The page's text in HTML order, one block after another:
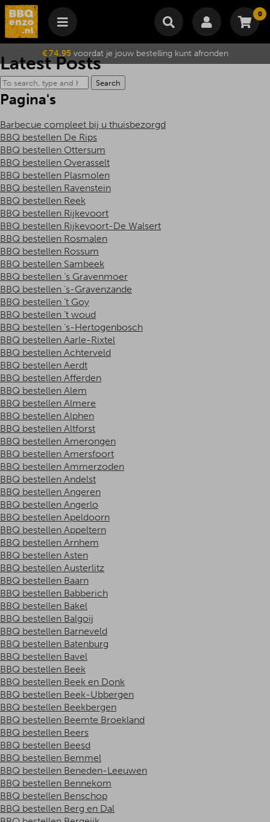
0
Winkelmand
Je winkelwagen is momenteel leeg.
Subtotaal €
Wijzig winkelmand
€ 74,95voordat je jouw bestelling kunt afronden
Latest Posts
Search
Pagina's
Barbecue compleet bij u thuisbezorgd
BBQ bestellen De Rips
BBQ bestellen Ottersum
BBQ bestellen Overasselt
BBQ bestellen Plasmolen
BBQ bestellen Ravenstein
BBQ bestellen Reek
BBQ bestellen Rijkevoort
BBQ bestellen Rijkevoort-De Walsert
BBQ bestellen Rosmalen
BBQ bestellen Rossum
BBQ bestellen Sambeek
BBQ bestellen ’s Gravenmoer
BBQ bestellen ‘s-Gravenzande
BBQ bestellen ’t Goy
BBQ bestellen ’t woud
BBQ bestellen ‘s-Hertogenbosch
BBQ bestellen Aarle-Rixtel
BBQ bestellen Achterveld
BBQ bestellen Aerdt
BBQ bestellen Afferden
BBQ bestellen Alem
BBQ bestellen Almere
BBQ bestellen Alphen
BBQ bestellen Altforst
BBQ bestellen Amerongen
BBQ bestellen Amersfoort
BBQ bestellen Ammerzoden
BBQ bestellen Andelst
BBQ bestellen Angeren
BBQ bestellen Angerlo
BBQ bestellen Apeldoorn
BBQ bestellen Appeltern
BBQ bestellen Arnhem
BBQ bestellen Asten
BBQ bestellen Austerlitz
BBQ bestellen Baarn
BBQ bestellen Babberich
BBQ bestellen Bakel
BBQ bestellen Balgoij
BBQ bestellen Barneveld
BBQ bestellen Batenburg
BBQ bestellen Bavel
BBQ bestellen Beek
BBQ bestellen Beek en Donk
BBQ bestellen Beek-Ubbergen
BBQ bestellen Beekbergen
BBQ bestellen Beemte Broekland
BBQ bestellen Beers
BBQ bestellen Beesd
BBQ bestellen Bemmel
BBQ bestellen Beneden-Leeuwen
BBQ bestellen Bennekom
BBQ bestellen Benschop
BBQ bestellen Berg en Dal